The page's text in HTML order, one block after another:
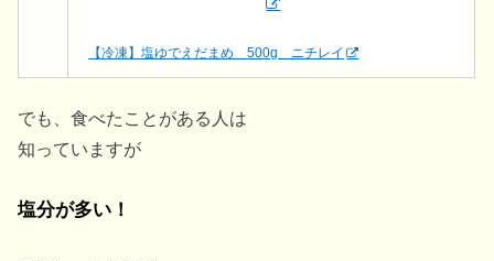
【冷凍】塩ゆでえだまめ 500g ニチレイ
でも、食べたことがある人は
知っていますが
塩分が多い！